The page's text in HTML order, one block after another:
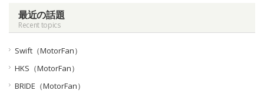
最近の話題
Recent topics
Swift（MotorFan）
HKS（MotorFan）
BRIDE（MotorFan）